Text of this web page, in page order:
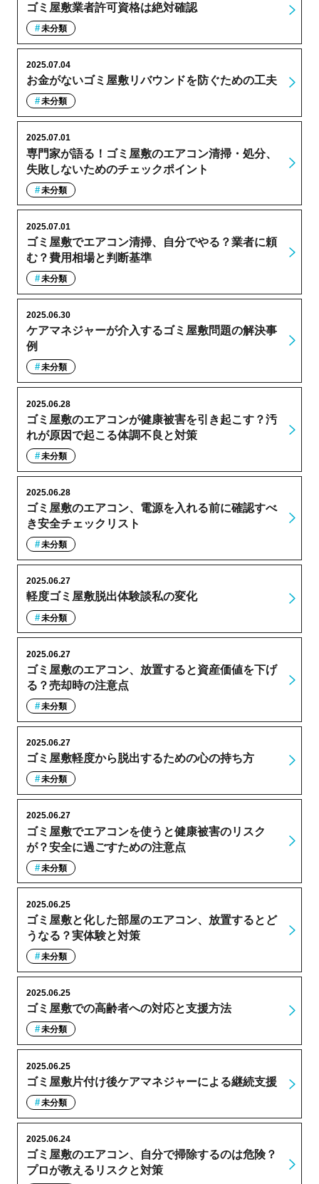
ゴミ屋敷業者許可資格は絶対確認
未分類
お金がないゴミ屋敷リバウンドを防ぐための工夫
2025.07.04
未分類
専門家が語る！ゴミ屋敷のエアコン清掃・処分、
失敗しないためのチェックポイント
2025.07.01
未分類
ゴミ屋敷でエアコン清掃、自分でやる？業者に頼
む？費用相場と判断基準
2025.07.01
未分類
ケアマネジャーが介入するゴミ屋敷問題の解決事
例
2025.06.30
未分類
ゴミ屋敷のエアコンが健康被害を引き起こす？汚
れが原因で起こる体調不良と対策
2025.06.28
未分類
ゴミ屋敷のエアコン、電源を入れる前に確認すべ
き安全チェックリスト
2025.06.28
未分類
軽度ゴミ屋敷脱出体験談私の変化
2025.06.27
未分類
ゴミ屋敷のエアコン、放置すると資産価値を下げ
る？売却時の注意点
2025.06.27
未分類
ゴミ屋敷軽度から脱出するための心の持ち方
2025.06.27
未分類
ゴミ屋敷でエアコンを使うと健康被害のリスク
が？安全に過ごすための注意点
2025.06.27
未分類
ゴミ屋敷と化した部屋のエアコン、放置するとど
うなる？実体験と対策
2025.06.25
未分類
ゴミ屋敷での高齢者への対応と支援方法
2025.06.25
未分類
ゴミ屋敷片付け後ケアマネジャーによる継続支援
2025.06.25
未分類
ゴミ屋敷のエアコン、自分で掃除するのは危険？
プロが教えるリスクと対策
2025.06.24